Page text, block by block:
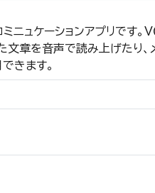
ュケーションアプリです。Ｖ
文章を音声で読み上げたり
きます。